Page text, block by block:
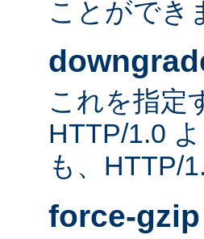
ことができ
これを指定
HTTP/1.0
も、HTTP/
force-gzip